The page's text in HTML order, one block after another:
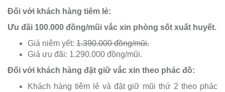
Đối với khách hàng tiêm lẻ:
Ưu đãi 100.000 đồng/mũi vắc xin phòng sốt xuất huyết.
Giá niêm yết: 1.390.000 đồng/mũi.
Giá ưu đãi: 1.290.000 đồng/mũi.
Đối với khách hàng đặt giữ vắc xin theo phác đồ:
Khách hàng tiêm lẻ và đặt giữ mũi thứ 2 theo phác